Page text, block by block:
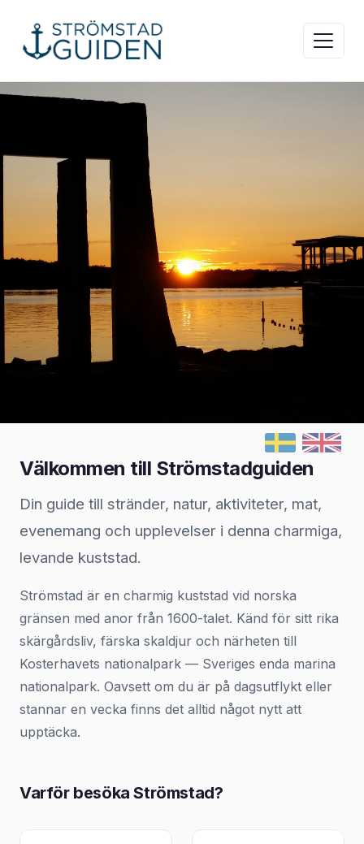
Välkommen till Strömstadguiden
Din guide till stränder, natur, aktiviteter, mat,
evenemang och upplevelser i denna charmiga,
levande kuststad.
Strömstad är en charmig kuststad vid norska
gränsen med anor från 1600-talet. Känd för sitt rika
skärgårdsliv, färska skaldjur och närheten till
Kosterhavets nationalpark — Sveriges enda marina
nationalpark. Oavsett om du är på dagsutflykt eller
stannar en vecka finns det alltid något nytt att
upptäcka.
Varför besöka Strömstad?